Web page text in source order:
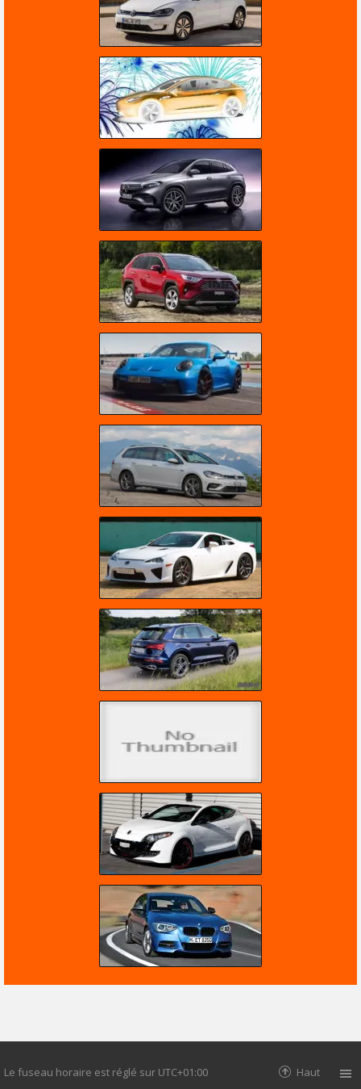
Le fuseau horaire est réglé sur UTC+01:00 Haut